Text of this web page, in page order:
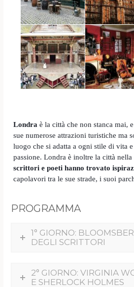
Londra è la città che non stanca mai,
sue numerose attrazioni turistiche ma
luogo che si adatta a ogni stile di vita
passione. Londra è inoltre la città
scrittori e poeti hanno trovato
capolavori tra le sue strade, i suoi
PROGRAMMA
1° GIORNO:
DEGLI SCRITTORI
2° GIORNO: VIRGINIA
E SHERLOCK HOLMES